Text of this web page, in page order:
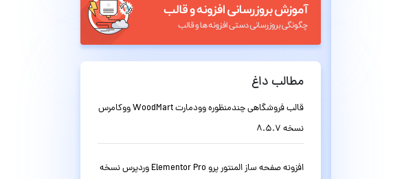
مطالب داغ
قالب فروشگاهی چندمنظوره وودمارت WoodMart ووکامرس
نسخه 8.5.7
افزونه صفحه ساز المنتور پرو Elementor Pro وردپرس نسخه